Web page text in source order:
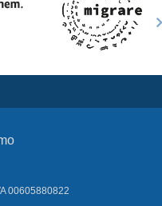
00605880822